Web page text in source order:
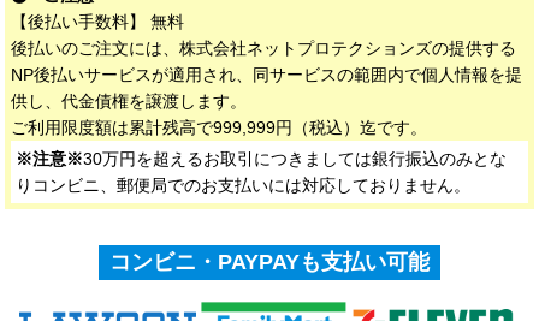
【後払い手数料】 無料
後払いのご注文には、株式会社ネットプロテクションズの提供する
NP後払いサービスが適用され、同サービスの範囲内で個人情報を提
供し、代金債権を譲渡します。
ご利用限度額は累計残高で999,999円（税込）迄です。
※注意※30万円を超えるお取引につきましては銀行振込のみとな
りコンビニ、郵便局でのお支払いには対応しておりません。
コンビニ・PAYPAYも支払い可能